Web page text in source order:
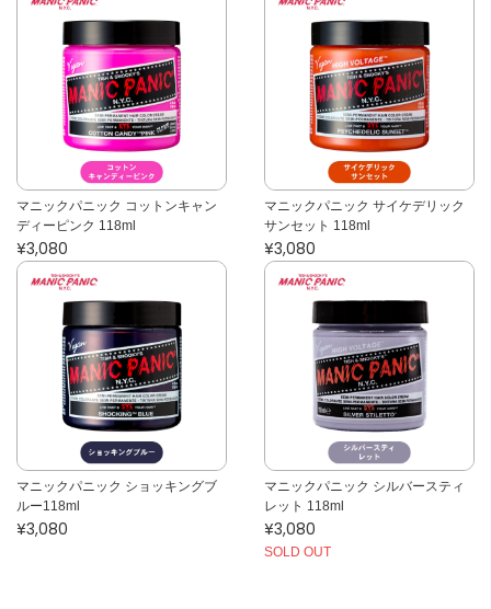
マニックパニック コットンキャン
ディーピンク 118ml
¥3,080
マニックパニック サイケデリック
サンセット 118ml
¥3,080
マニックパニック ショッキングブ
ルー118ml
¥3,080
マニックパニック シルバースティ
レット 118ml
¥3,080
SOLD OUT